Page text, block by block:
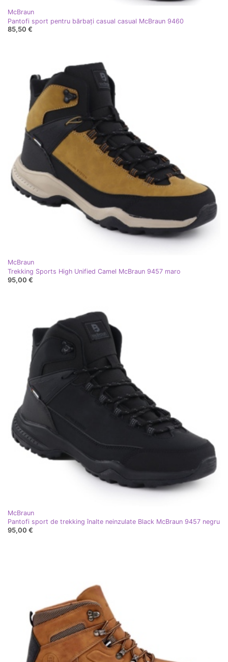
McBraun
Pantofi sport pentru bărbați casual casual McBraun 9460
85,50 €
McBraun
Trekking Sports High Unified Camel McBraun 9457 maro
95,00 €
McBraun
Pantofi sport de trekking înalte neinzulate Black McBraun 9457 negru
95,00 €